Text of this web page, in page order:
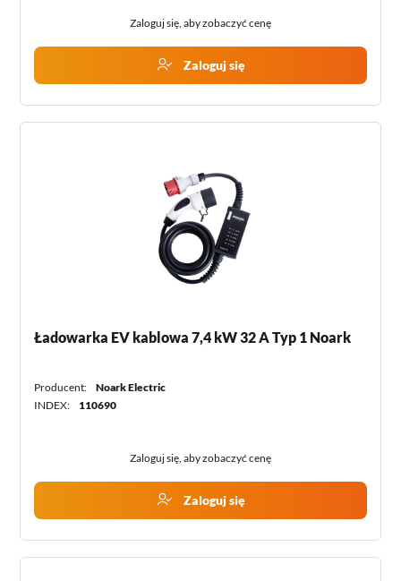
Zaloguj się, aby zobaczyć cenę
Zaloguj się
Ładowarka EV kablowa 7,4 kW 32 A Typ 1 Noark
Producent:
Noark Electric
INDEX:
110690
Zaloguj się, aby zobaczyć cenę
Zaloguj się